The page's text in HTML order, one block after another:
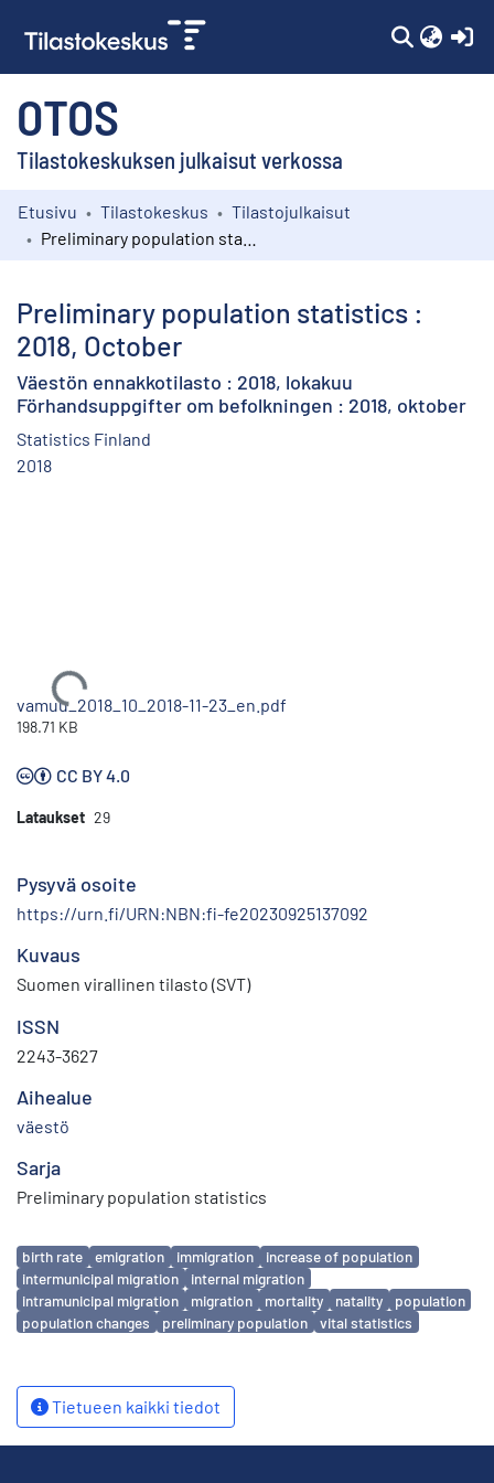
OTOS
Tilastokeskuksen julkaisut verkossa
Kokoelmat
Etusivu Tilastokeskus
Tilastojulkaisut
Preliminary population statistics :
2018, October
Väestön ennakkotilasto : 2018, lokakuu
Förhandsuppgifter om befolkningen : 2018, oktober
Statistics Finland
2018
Ladataan...
vamuu_2018_10_2018-11-23_en.pdf
198.71 KB
CC BY 4.0
Lataukset 29
Pysyvä osoite
https://urn.fi/URN:NBN:fi-fe20230925137092
Kuvaus
Suomen virallinen tilasto (SVT)
ISSN
2243-3627
Aihealue
väestö
Sarja
Preliminary population statistics
Avainsanat
birth rate emigration immigration
increase of population
intermunicipal migration
internal migration
intramunicipal migration
migration mortality natality
population
population changes
preliminary population vital statistics
Tietueen kaikki tiedot